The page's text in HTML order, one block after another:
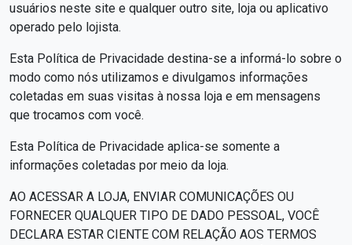
usuários neste site e qualquer outro site, loja ou aplicativo
operado pelo lojista.
Esta Política de Privacidade destina-se a informá-lo sobre o
modo como nós utilizamos e divulgamos informações
coletadas em suas visitas à nossa loja e em mensagens
que trocamos com você.
Esta Política de Privacidade aplica-se somente a
informações coletadas por meio da loja.
AO ACESSAR A LOJA, ENVIAR COMUNICAÇÕES OU
FORNECER QUALQUER TIPO DE DADO PESSOAL, VOCÊ
DECLARA ESTAR CIENTE COM RELAÇÃO AOS TERMOS